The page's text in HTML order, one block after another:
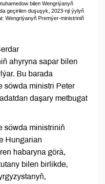
bilen Wengriýanyň
geçirilen duşuşyk, 2023-nji ýylyň
Wengriýanyň Premýer-ministriniň
ahyryna sapar bilen
Bu barada
söwda ministri Peter
daşary metbugat
söwda ministriniň
Hungarian
habaryna görä,
bilen birlikde,